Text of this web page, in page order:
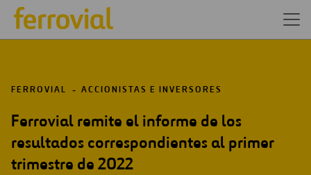
FERROVIAL ACCIONISTAS E INVERSORES
Ferrovial remite el informe de los
resultados correspondientes al primer
trimestre de 2022